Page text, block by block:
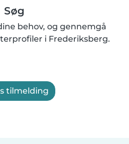
Søg
behov, og gennemgå
i Frederiksberg.
tilmelding